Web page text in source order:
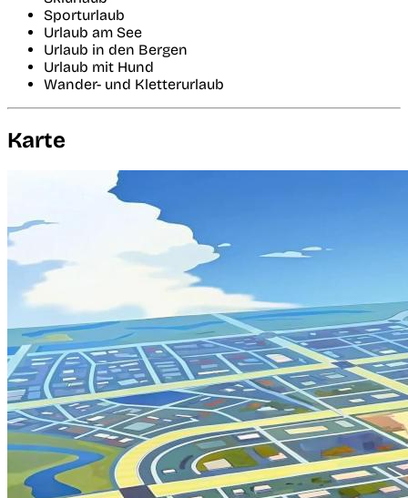
Sporturlaub
Urlaub am See
Urlaub in den Bergen
Urlaub mit Hund
Wander- und Kletterurlaub
Karte